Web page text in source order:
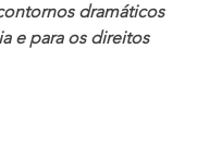
dramáticos
e para os direitos